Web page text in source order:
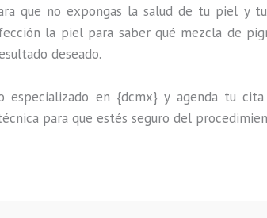
que no expongas la salud de tu piel y
la piel para saber qué mezcla de
deseado.
especializado en {dcmx} y agenda tu
para que estés seguro del